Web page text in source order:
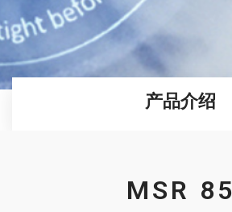
产品介绍
MSR 85